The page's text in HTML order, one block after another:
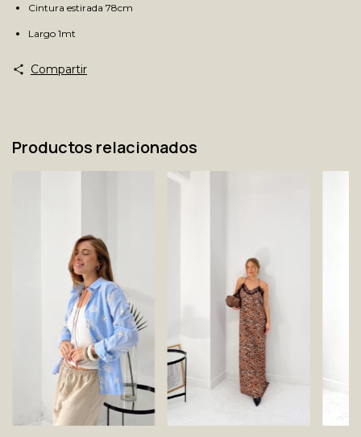
Cintura estirada 78cm
Largo 1mt
Compartir
Productos relacionados